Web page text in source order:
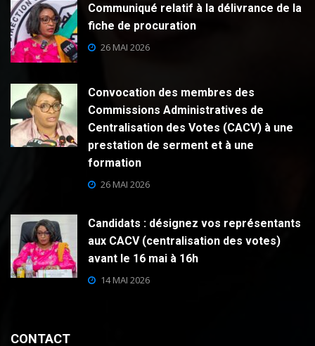
Communiqué relatif à la délivrance de la
fiche de procuration
26 MAI 2026
Convocation des membres des
Commissions Administratives de
Centralisation des Votes (CACV) à une
prestation de serment et à une
formation
26 MAI 2026
Candidats : désignez vos représentants
aux CACV (centralisation des votes)
avant le 16 mai à 16h
14 MAI 2026
CONTACT